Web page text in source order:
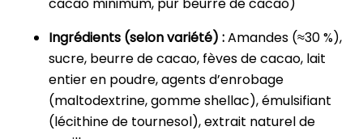
cacao minimum, pur beurre de cacao)
Ingrédients (selon variété) :Amandes (≈30 %),
sucre, beurre de cacao, fèves de cacao, lait
entier en poudre, agents d’enrobage
(maltodextrine, gomme shellac), émulsifiant
(lécithine de tournesol), extrait naturel de